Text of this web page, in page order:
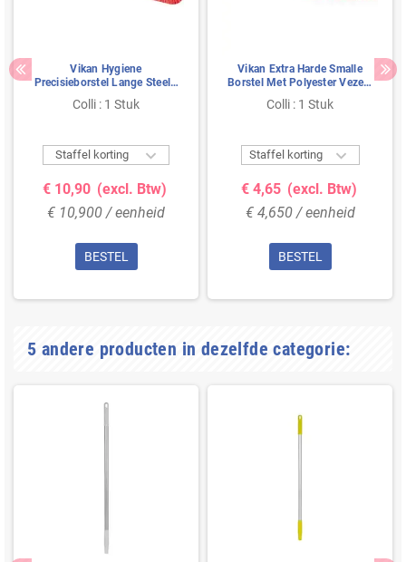
Vikan Hygiene
Precisieborstel Lange Steel -
Rood - Medium Vezels -
600mm
Colli : 1 Stuk
Staffel korting 
€ 10,90 (excl. Btw)
€ 10,900 / eenheid
BESTEL
Vikan Extra Harde Smalle
Borstel Met Polyester Vezels
300x20x70mm Rood
Colli : 1 Stuk
Staffel korting 
€ 4,65 (excl. Btw)
€ 4,650 / eenheid
BESTEL
5 andere producten in dezelfde categorie: